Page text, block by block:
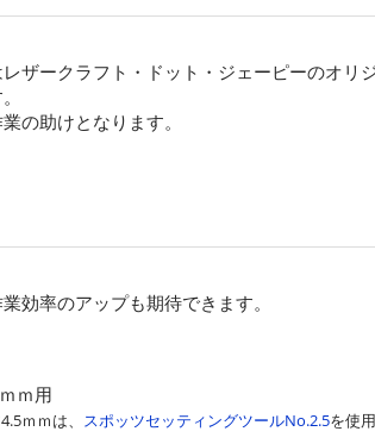
ザークラフト・ドット・ジェーピーのオ
の助けとなります。
効率のアップも期待できます。
ｍ用
ｍｍは、 スポッツセッティングツールNo.2.5を使